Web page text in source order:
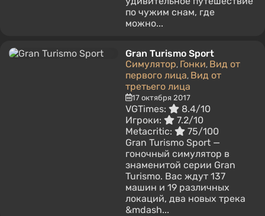
по чужим снам, где
можно...
Gran Turismo Sport
Симулятор, Гонки, Вид от
первого лица, Вид от
третьего лица
17 октября 2017
VGTimes:
8.4/10
Игроки:
7.2/10
Metacritic:
75/100
Gran Turismo Sport —
гоночный симулятор в
знаменитой серии Gran
Turismo. Вас ждут 137
машин и 19 различных
локаций, два новых трека
&mdash...